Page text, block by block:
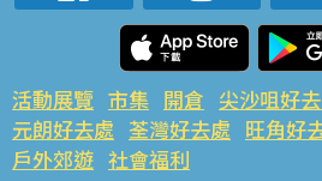
活動展覽 市集 開倉 尖沙咀好
元朗好去處 荃灣好去處 旺角好
戶外郊遊 社會福利